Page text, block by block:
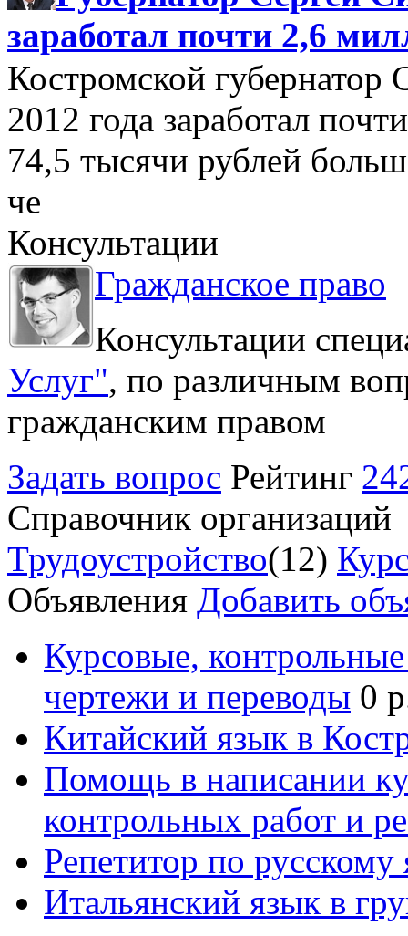
заработал почти 2,6
Костромской губернатор
2012 года заработал
74,5 тысячи рублей
че
Консультации
Гражданское право
Консультации
Услуг", по различным
гражданским правом
Задать вопрос Рейтинг
Справочник организаций
Трудоустройство(12)
Объявления Добавить
Курсовые,
чертежи и переводы 0
Китайский язык в
Помощь в написании
контрольных работ и
Репетитор по русскому
Итальянский язык в